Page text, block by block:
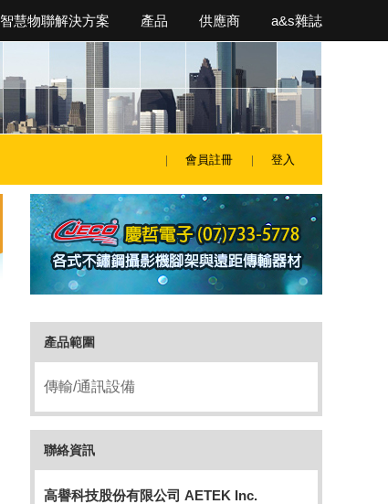
智慧物聯解決方案 產品 供應商 a&s雜誌
會員註冊 登入
產品範圍
傳輸/通訊設備
聯絡資訊
高譽科技股份有限公司 AETEK Inc.